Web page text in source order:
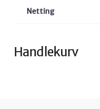
Netting
Handlekurv